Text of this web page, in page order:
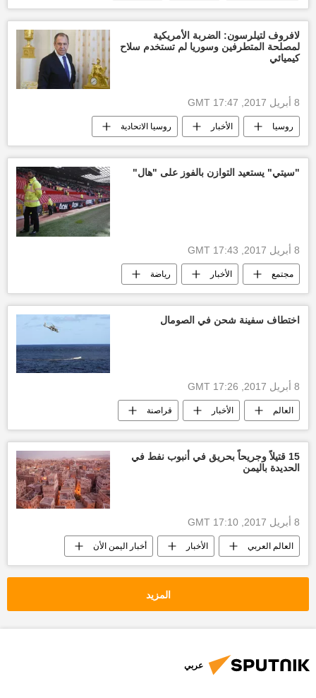
خيانة أخبار العالم الآن جندي
روسيا الولايات المتحدة الأمريكية
لافروف لتيلرسون: الضربة الأمريكية
لمصلحة المتطرفين وسوريا لم تستخدم سلاح
كيميائي
8 أبريل 2017, 17:47 GMT
روسيا الأخبار روسيا الاتحادية
زيغمار غابرييل ريكس تيلرسون
الخارجية الروسية الهجوم الأمريكي على سوريا
"سيتي" يستعيد التوازن بالفوز على "هال"
8 أبريل 2017, 17:43 GMT
مجتمع الأخبار رياضة
أحمد المحمدي مانشستر يونايتد
هال سيتي فوز أخبار الدوري الإنجليزياختطاف سفينة شحن في الصومال
8 أبريل 2017, 17:26 GMT
العالم الأخبار قراصنة
اختطاف أخبار العالم الآن شحن
روسيا الصومال
15 قتيلاً وجريحاً بحريق في أنبوب نفط في
الحديدة باليمن
8 أبريل 2017, 17:10 GMT
العالم العربي الأخبار أخبار اليمن الأن
الملف النفطي لعام 2017 (1)
المزيد
عربي